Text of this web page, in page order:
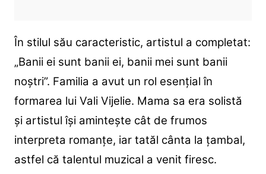
În stilul său caracteristic, artistul a completat:
„Banii ei sunt banii ei, banii mei sunt banii
noștri”. Familia a avut un rol esențial în
formarea lui Vali Vijelie. Mama sa era solistă
și artistul își amintește cât de frumos
interpreta romanțe, iar tatăl cânta la țambal,
astfel că talentul muzical a venit firesc.